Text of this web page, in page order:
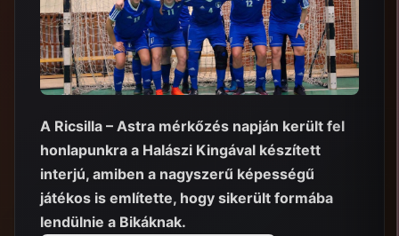
A Ricsilla – Astra mérkőzés napján került fel
honlapunkra a Halászi Kingával készített
interjú, amiben a nagyszerű képességű
játékos is említette, hogy sikerült formába
lendülnie a Bikáknak.